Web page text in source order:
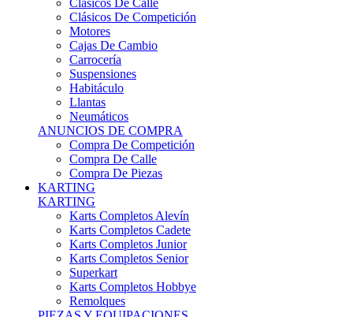
Clásicos De Calle
Clásicos De Competición
Motores
Cajas De Cambio
Carrocería
Suspensiones
Habitáculo
Llantas
Neumáticos
ANUNCIOS DE COMPRA
Compra De Competición
Compra De Calle
Compra De Piezas
KARTING
KARTING
Karts Completos Alevín
Karts Completos Cadete
Karts Completos Junior
Karts Completos Senior
Superkart
Karts Completos Hobbye
Remolques